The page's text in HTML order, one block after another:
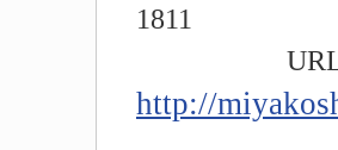
1811
URL
http://